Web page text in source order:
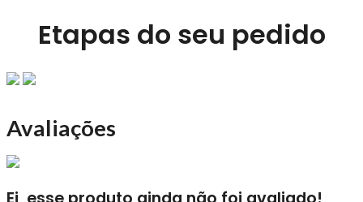
Etapas do seu pedido
Avaliações